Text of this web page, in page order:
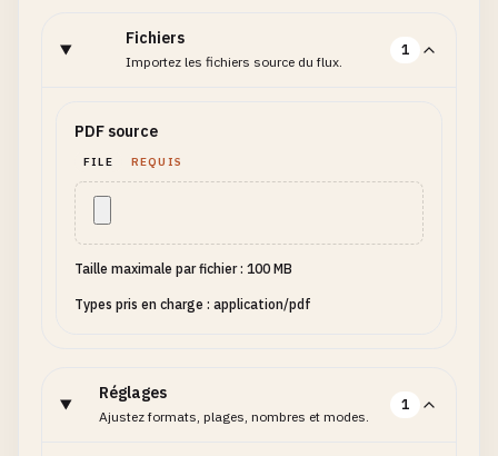
Fichiers
Importez les fichiers source du flux.
1
PDF source
FILE REQUIS
Taille maximale par fichier : 100 MB
Types pris en charge : application/pdf
Réglages
Ajustez formats, plages, nombres et modes.
1